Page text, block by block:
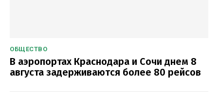
ОБЩЕСТВО
В аэропортах Краснодара и Сочи днем 8
августа задерживаются более 80 рейсов